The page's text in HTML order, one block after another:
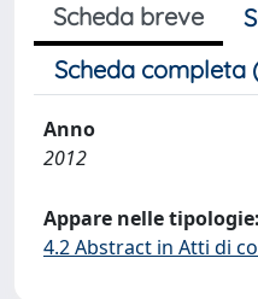
Scheda breve
Scheda completa
Anno
2012
Appare nelle tipologie:
4.2 Abstract in Atti di